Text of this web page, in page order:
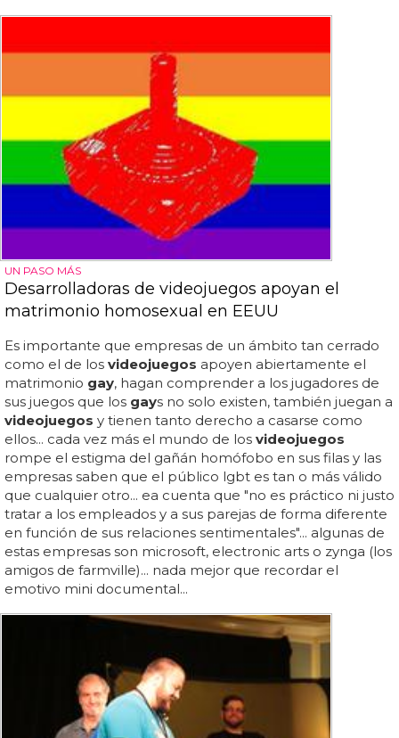
UN PASO MÁS
Desarrolladoras de videojuegos apoyan el
matrimonio homosexual en EEUU
Es importante que empresas de un ámbito tan cerrado
como el de los videojuegos apoyen abiertamente el
matrimonio gay, hagan comprender a los jugadores de
sus juegos que los gays no solo existen, también juegan a
videojuegos y tienen tanto derecho a casarse como
ellos... cada vez más el mundo de los videojuegos
rompe el estigma del gañán homófobo en sus filas y las
empresas saben que el público lgbt es tan o más válido
que cualquier otro... ea cuenta que "no es práctico ni justo
tratar a los empleados y a sus parejas de forma diferente
en función de sus relaciones sentimentales"... algunas de
estas empresas son microsoft, electronic arts o zynga (los
amigos de farmville)... nada mejor que recordar el
emotivo mini documental...